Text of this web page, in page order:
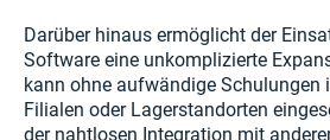
Darüber hinaus ermöglicht der
Software eine unkomplizierte
kann ohne aufwändige Schulungen
Filialen oder Lagerstandorten
der nahtlosen Integration mit